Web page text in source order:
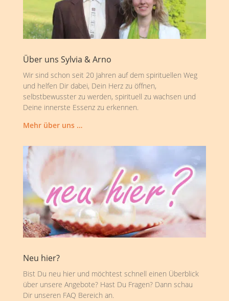
Über uns Sylvia & Arno
Wir sind schon seit 20 Jahren auf dem spirituellen Weg
und helfen Dir dabei, Dein Herz zu öffnen,
selbstbewusster zu werden, spirituell zu wachsen und
Deine innerste Essenz zu erkennen.
Mehr über uns …
Neu hier?
Bist Du neu hier und möchtest schnell einen Überblick
über unsere Angebote? Hast Du Fragen? Dann schau
Dir unseren FAQ Bereich an.